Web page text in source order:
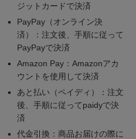
ジットカードで決済
PayPay（オンライン決
済）：注文後、手順に従って
PayPayで決済
Amazon Pay：Amazonアカ
ウントを使用して決済
あと払い（ペイディ）：注文
後、手順に従ってpaidyで決
済
代金引換：商品お届けの際に